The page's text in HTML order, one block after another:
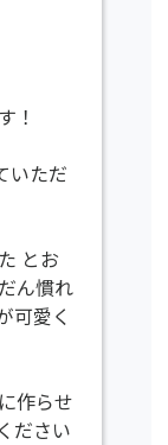
！
いただ
とお
ん慣れ
可愛く
作らせ
ださい